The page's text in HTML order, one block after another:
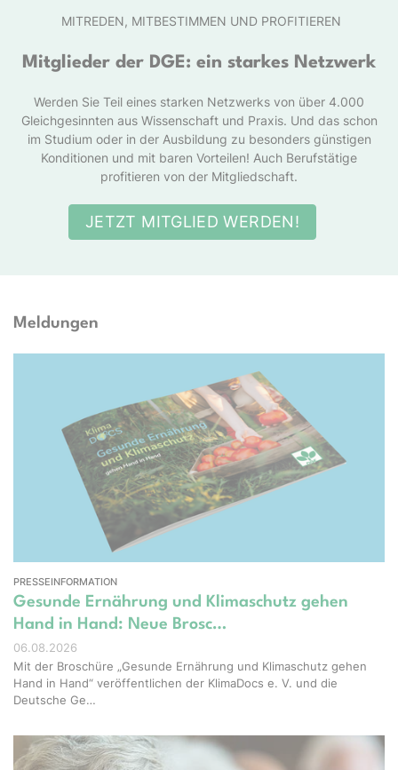
MITREDEN, MITBESTIMMEN UND PROFITIEREN
Mitglieder der DGE: ein starkes Netzwerk
Werden Sie Teil eines starken Netzwerks von über 4.000
Gleichgesinnten aus Wissenschaft und Praxis. Und das schon
im Studium oder in der Ausbildung zu besonders günstigen
Konditionen und mit baren Vorteilen! Auch Berufstätige
profitieren von der Mitgliedschaft.
JETZT MITGLIED WERDEN!
Meldungen
PRESSEINFORMATION
Gesunde Ernährung und Klimaschutz gehen
Hand in Hand: Neue Brosc…
06.08.2026
Mit der Broschüre „Gesunde Ernährung und Klimaschutz gehen
Hand in Hand“ veröffentlichen der KlimaDocs e. V. und die
Deutsche Ge…